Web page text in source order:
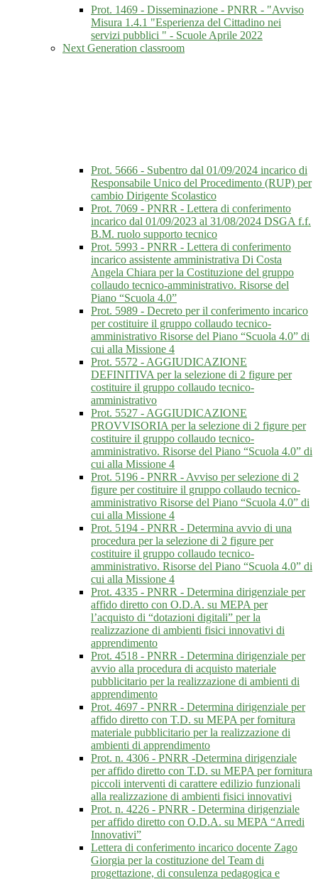
Prot. 1469 - Disseminazione - PNRR - "Avviso
Misura 1.4.1 "Esperienza del Cittadino nei
servizi pubblici " - Scuole Aprile 2022
Next Generation classroom
Prot. 5666 - Subentro dal 01/09/2024 incarico di
Responsabile Unico del Procedimento (RUP) per
cambio Dirigente Scolastico
Prot. 7069 - PNRR - Lettera di conferimento
incarico dal 01/09/2023 al 31/08/2024 DSGA f.f.
B.M. ruolo supporto tecnico
Prot. 5993 - PNRR - Lettera di conferimento
incarico assistente amministrativa Di Costa
Angela Chiara per la Costituzione del gruppo
collaudo tecnico-amministrativo. Risorse del
Piano “Scuola 4.0”
Prot. 5989 - Decreto per il conferimento incarico
per costituire il gruppo collaudo tecnico-
amministrativo Risorse del Piano “Scuola 4.0” di
cui alla Missione 4
Prot. 5572 - AGGIUDICAZIONE
DEFINITIVA per la selezione di 2 figure per
costituire il gruppo collaudo tecnico-
amministrativo
Prot. 5527 - AGGIUDICAZIONE
PROVVISORIA per la selezione di 2 figure per
costituire il gruppo collaudo tecnico-
amministrativo. Risorse del Piano “Scuola 4.0” di
cui alla Missione 4
Prot. 5196 - PNRR - Avviso per selezione di 2
figure per costituire il gruppo collaudo tecnico-
amministrativo Risorse del Piano “Scuola 4.0” di
cui alla Missione 4
Prot. 5194 - PNRR - Determina avvio di una
procedura per la selezione di 2 figure per
costituire il gruppo collaudo tecnico-
amministrativo. Risorse del Piano “Scuola 4.0” di
cui alla Missione 4
Prot. 4335 - PNRR - Determina dirigenziale per
affido diretto con O.D.A. su MEPA per
l’acquisto di “dotazioni digitali” per la
realizzazione di ambienti fisici innovativi di
apprendimento
Prot. 4518 - PNRR - Determina dirigenziale per
avvio alla procedura di acquisto materiale
pubblicitario per la realizzazione di ambienti di
apprendimento
Prot. 4697 - PNRR - Determina dirigenziale per
affido diretto con T.D. su MEPA per fornitura
materiale pubblicitario per la realizzazione di
ambienti di apprendimento
Prot. n. 4306 - PNRR -Determina dirigenziale
per affido diretto con T.D. su MEPA per fornitura
piccoli interventi di carattere edilizio funzionali
alla realizzazione di ambienti fisici innovativi
Prot. n. 4226 - PNRR - Determina dirigenziale
per affido diretto con O.D.A. su MEPA “Arredi
Innovativi”
Lettera di conferimento incarico docente Zago
Giorgia per la costituzione del Team di
progettazione, di consulenza pedagogica e